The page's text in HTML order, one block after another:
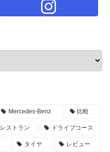
Mercedes-Benz 比較
レストラン ドライブコース
タイヤ レビュー